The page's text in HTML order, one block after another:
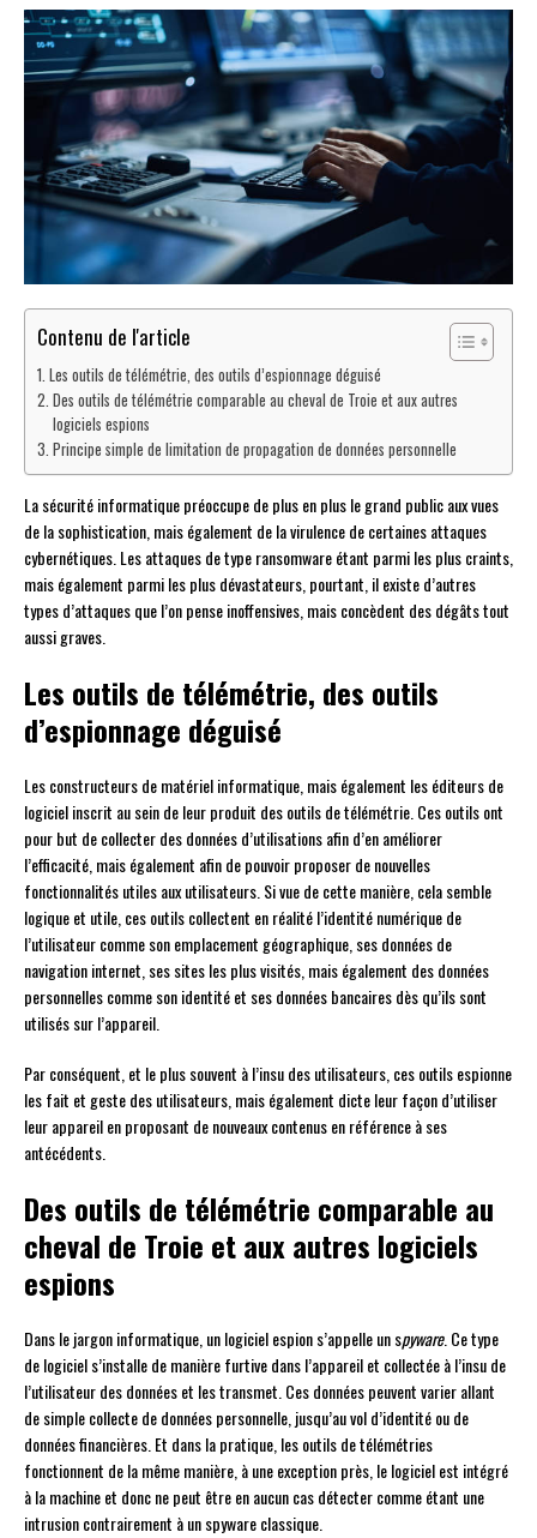
Contenu de l'article
Les outils de télémétrie, des outils d’espionnage déguisé
Des outils de télémétrie comparable au cheval de Troie et aux autres
logiciels espions
Principe simple de limitation de propagation de données personnelle
La sécurité informatique préoccupe de plus en plus le grand public aux vues
de la sophistication, mais également de la virulence de certaines attaques
cybernétiques. Les attaques de type ransomware étant parmi les plus craints,
mais également parmi les plus dévastateurs, pourtant, il existe d’autres
types d’attaques que l’on pense inoffensives, mais concèdent des dégâts tout
aussi graves.
Les outils de télémétrie, des outils
d’espionnage déguisé
Les constructeurs de matériel informatique, mais également les éditeurs de
logiciel inscrit au sein de leur produit des outils de télémétrie. Ces outils ont
pour but de collecter des données d’utilisations afin d’en améliorer
l’efficacité, mais également afin de pouvoir proposer de nouvelles
fonctionnalités utiles aux utilisateurs. Si vue de cette manière, cela semble
logique et utile, ces outils collectent en réalité l’identité numérique de
l’utilisateur comme son emplacement géographique, ses données de
navigation internet, ses sites les plus visités, mais également des données
personnelles comme son identité et ses données bancaires dès qu’ils sont
utilisés sur l’appareil.
Par conséquent, et le plus souvent à l’insu des utilisateurs, ces outils espionne
les fait et geste des utilisateurs, mais également dicte leur façon d’utiliser
leur appareil en proposant de nouveaux contenus en référence à ses
antécédents.
Des outils de télémétrie comparable au
cheval de Troie et aux autres logiciels
espions
Dans le jargon informatique, un logiciel espion s’appelle un spyware. Ce type
de logiciel s’installe de manière furtive dans l’appareil et collectée à l’insu de
l’utilisateur des données et les transmet. Ces données peuvent varier allant
de simple collecte de données personnelle, jusqu’au vol d’identité ou de
données financières. Et dans la pratique, les outils de télémétries
fonctionnent de la même manière, à une exception près, le logiciel est intégré
à la machine et donc ne peut être en aucun cas détecter comme étant une
intrusion contrairement à un spyware classique.